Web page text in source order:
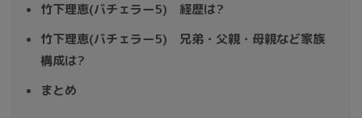
竹下理恵(バチェラー5) 経歴は?
竹下理恵(バチェラー5) 兄弟・父親・母親など家族
構成は?
まとめ